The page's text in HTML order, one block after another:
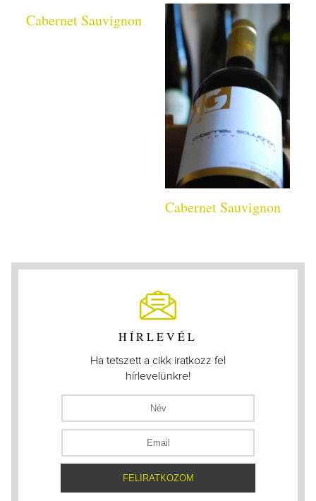
Cabernet Sauvignon
Cabernet Sauvignon
HÍRLEVÉL
Ha tetszett a cikk iratkozz fel
hírlevelünkre!